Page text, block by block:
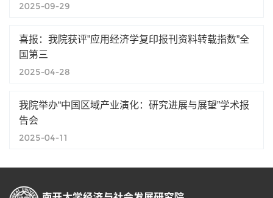
2025-09-29
喜报：我院获评”应用经济学复印报刊资料转载指数”全
国第三
2025-04-28
我院举办“中国区域产业演化：研究进展与展望”学术报
告会
2025-04-11